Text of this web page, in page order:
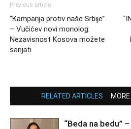
Previous article
“Kampanja protiv naše Srbije”
– Vučićev novi monolog:
Nezavisnost Kosova možete
sanjati
RELATED ARTICLES
“Beda na bedu”